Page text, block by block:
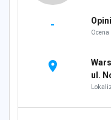
-
Ocena
location_on
ul.